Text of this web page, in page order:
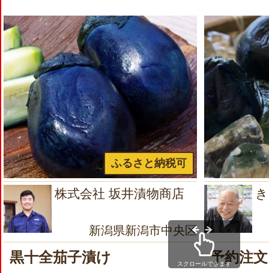
ふるさと納税可
株式会社 坂井漬物商店
新潟県新潟市中央区
黒十全茄子漬け 予約注
スクロールできます